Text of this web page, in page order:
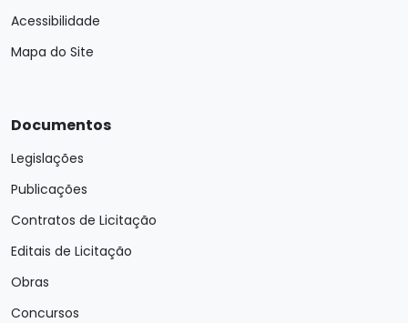
Acessibilidade
Mapa do Site
Documentos
Legislações
Publicações
Contratos de Licitação
Editais de Licitação
Obras
Concursos